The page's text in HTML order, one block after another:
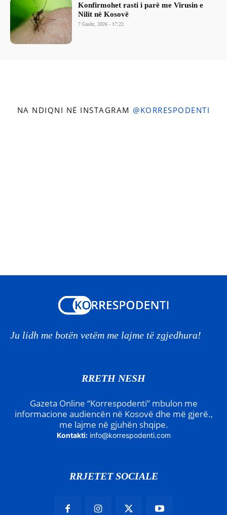
Konfirmohet rasti i parë me Virusin e
Nilit në Kosovë
7 Gusht, 2026 - 17:22
NA NDIQNI NË INSTAGRAM @KORRESPODENTI
Ju lidh me botën vetëm me lajme të zgjedhura!
RRETH NESH
Gazeta Online “Korrespodenti” mbulon me
informacione audiencën në Kosovë dhe më gjerë.,
me lajme në gjuhën shqipe.
Kontakti: info@korrespodenti.com
RRJETET SOCIALE